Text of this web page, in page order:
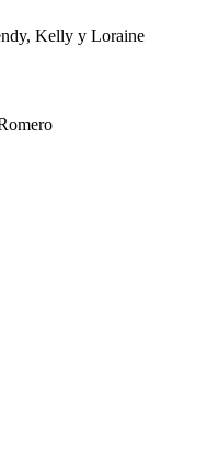
Kelly y Loraine